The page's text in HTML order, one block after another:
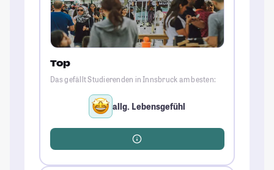
Top
Das gefällt Studierenden in Innsbruck am besten:
allg. Lebensgefühl